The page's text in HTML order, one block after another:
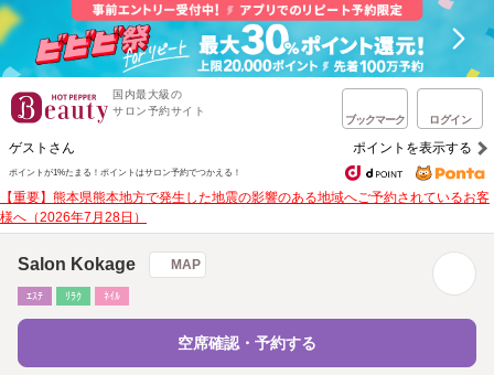
国内最大級の
サロン予約サイト
ブックマーク ログイン
ゲストさん ポイントを表示する
ポイントが1%たまる！ ポイントはサロン予約でつかえる！
【重要】熊本県熊本地方で発生した地震の影響のある地域へご予約されているお客
様へ（2026年7月28日）
Salon Kokage MAP
ｴｽﾃ ﾘﾗｸ ﾈｲﾙ
空席確認・予約する